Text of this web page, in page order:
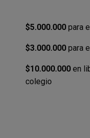
$5.000.000 para
$3.000.000 para
$10.000.000 en
colegio